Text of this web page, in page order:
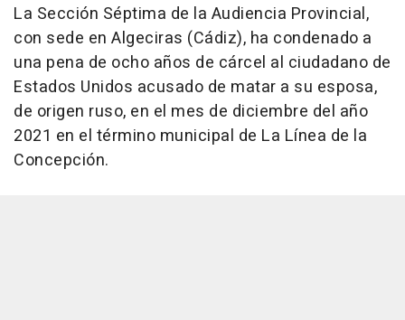
La Sección Séptima de la Audiencia Provincial,
con sede en Algeciras (Cádiz), ha condenado a
una pena de ocho años de cárcel al ciudadano de
Estados Unidos acusado de matar a su esposa,
de origen ruso, en el mes de diciembre del año
2021 en el término municipal de La Línea de la
Concepción.